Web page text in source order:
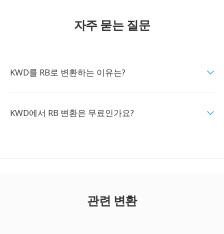
자주 묻는 질문
KWD를 RB로 변환하는 이유는?
KWD에서 RB 변환은 무료인가요?
관련 변환